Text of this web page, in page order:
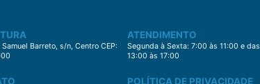
Samuel Barreto, s/n, Centro CEP:
ATENDIMENTO
Segunda à Sexta: 7:00 às 11:00 e das
13:00 às 17:00
POLÍTICA DE PRIVACIDADE